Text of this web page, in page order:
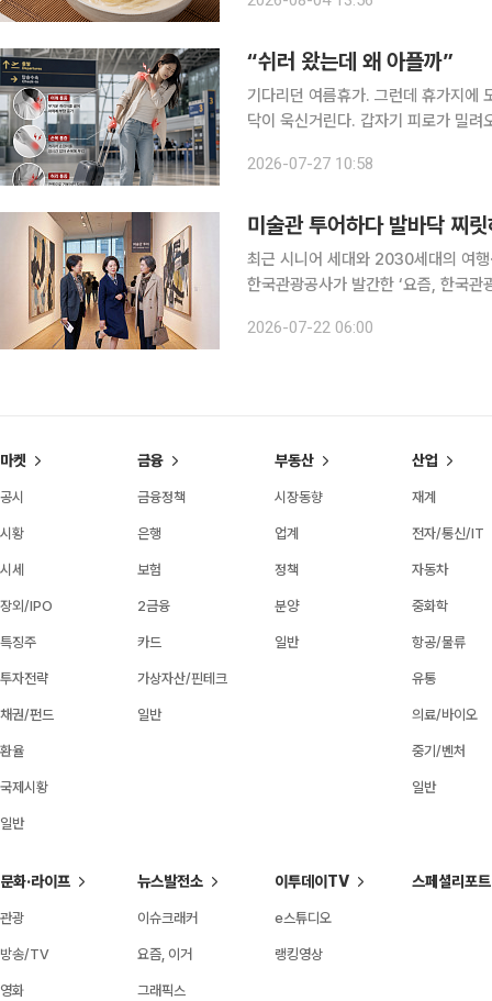
는 음식이 아니라 풍부한 영양과 한의
“쉬러 왔는데 왜 아플까”
기다리던 여름휴가. 그런데 휴가지에
닥이 욱신거린다. 갑자기 피로가 밀
(Leisure Sickness)’라고 부른다.
2026-07-27 10:58
미술관 투어하다 발바닥 찌
최근 시니어 세대와 2030세대의 여
한국관광공사가 발간한 ‘요즘, 한국관
사찰 등 비교적 조용한 공간을 찾아
2026-07-22 06:00
마켓
공시
시황
시세
장외/IPO
특징주
투자전략
채권/펀드
환율
국제시황
일반
금융
금융정책
은행
보험
2금융
카드
가상자산/핀테크
일반
부동산
시장동향
업계
정책
분양
일반
산업
재계
전자/통신/IT
자동차
중화학
항공/물류
유통
의료/바이오
중기/벤처
일반
문화·라이프
관광
방송/TV
영화
뉴스발전소
이슈크래커
요즘, 이거
그래픽스
이투데이TV
e스튜디오
랭킹영상
스페셜리포트